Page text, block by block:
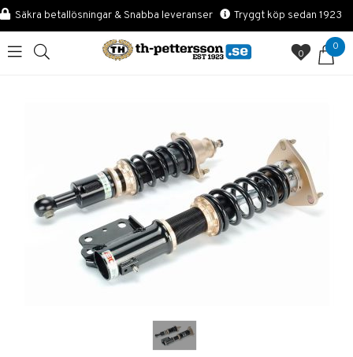
Säkra betallösningar & Snabba leveranser Tryggt köp sedan 1923
0
0